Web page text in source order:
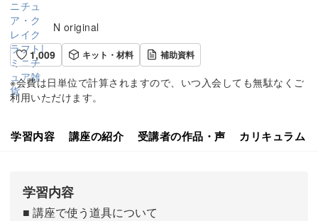
N original
1,009
キット・材料 補助資料
※会費は日単位で計算されますので、いつ入会しても無駄なくご
利用いただけます。
学習内容 講座の紹介 受講者の作品・声 カリキュラム
学習内容
■ 講座で使う道具について